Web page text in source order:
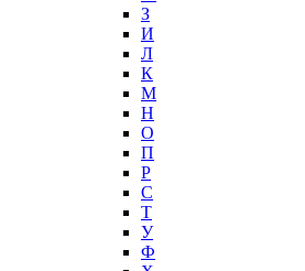
З
И
Л
К
М
Н
О
П
Р
С
Т
У
Ф